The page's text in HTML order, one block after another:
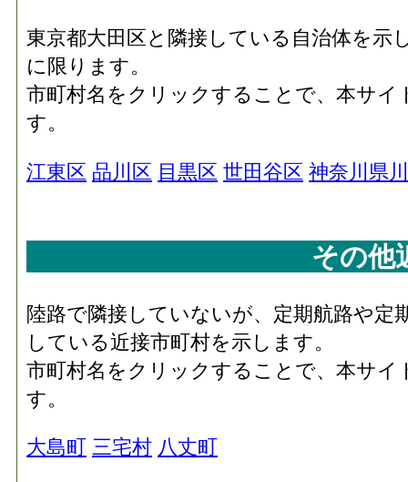
東京都大田区と隣接している自治体を示
に限ります。
市町村名をクリックすることで、本サ
す。
江東区 品川区 目黒区 世田谷区 神奈川県
その他
陸路で隣接していないが、定期航路や定
している近接市町村を示します。
市町村名をクリックすることで、本サ
す。
大島町 三宅村 八丈町